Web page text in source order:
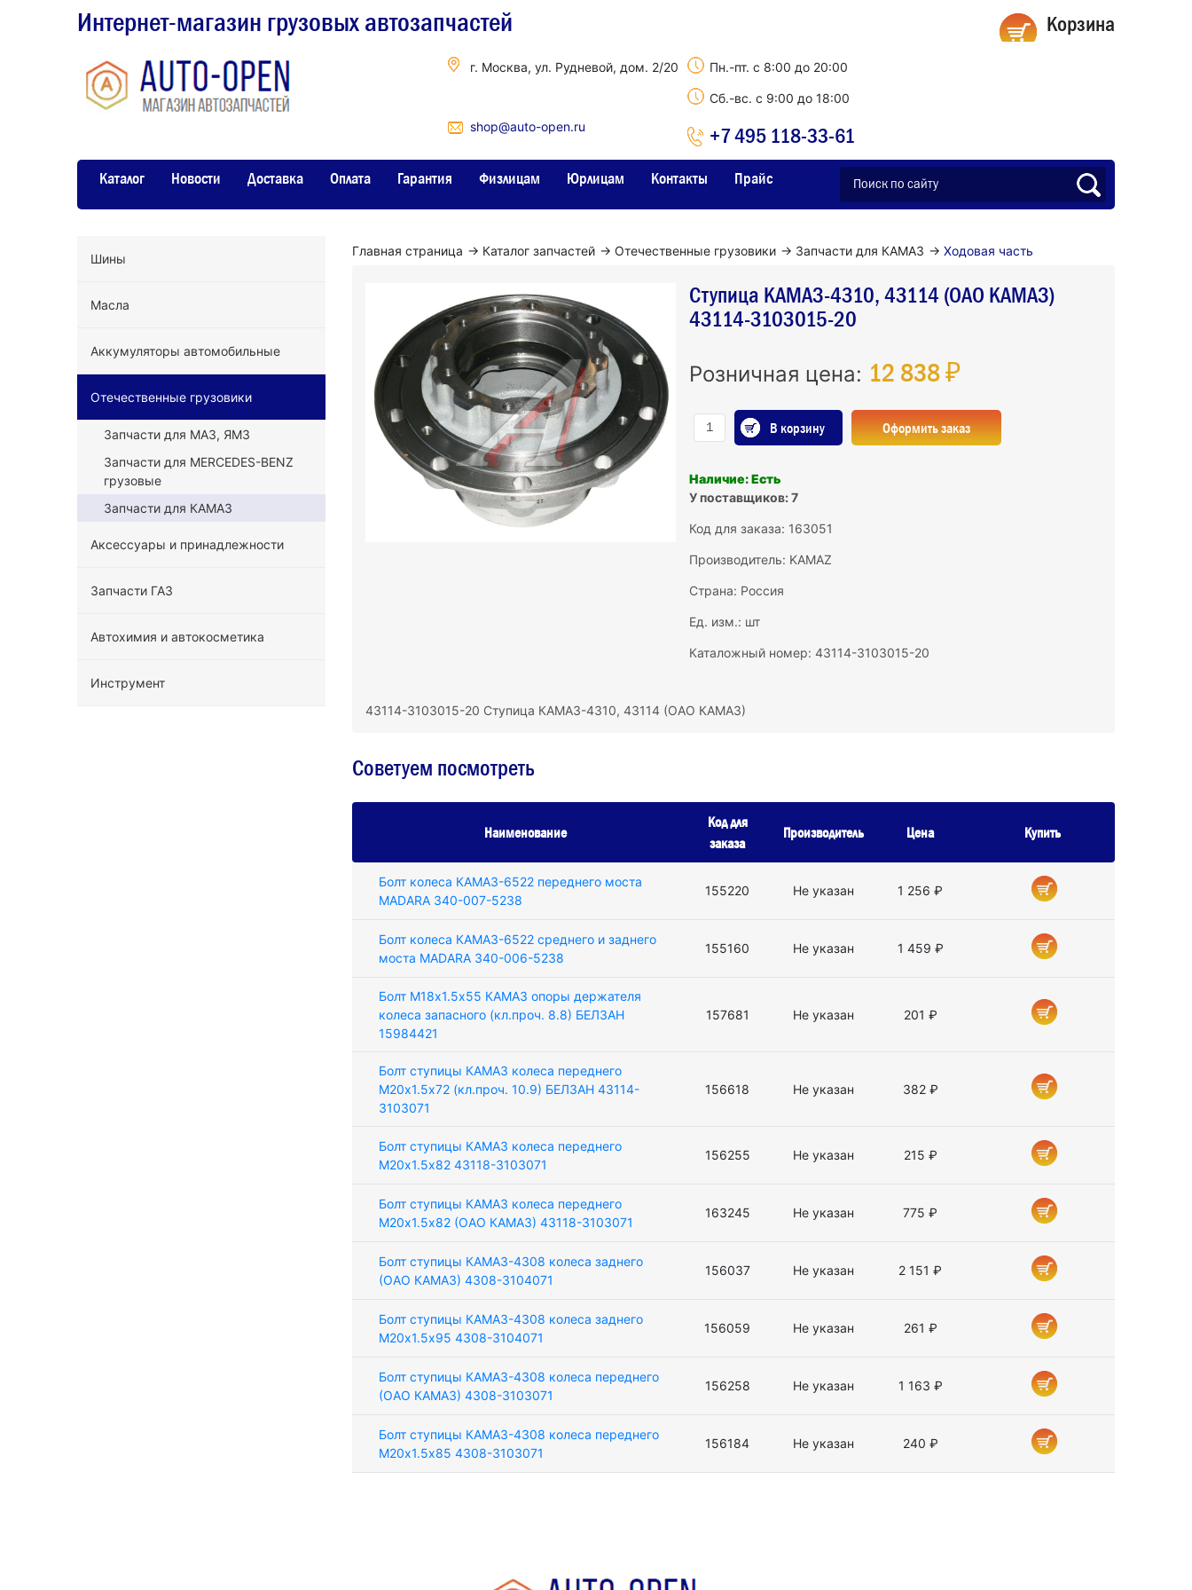
Интернет-магазин грузовых автозапчастей
г. Москва, ул. Рудневой, дом. 2/20
shop@auto-open.ru
Пн.-пт. с 8:00 до 20:00
Сб.-вс. с 9:00 до 18:00
+7 495 118-33-61
Корзина
Каталог Новости Доставка Оплата Гарантия Физлицам Юрлицам Контакты Прайс
Шины
Масла
Аккумуляторы автомобильные
Отечественные грузовики
Запчасти для МАЗ, ЯМЗ
Запчасти для MERCEDES-BENZ
грузовые
Запчасти для КАМАЗ
Аксессуары и принадлежности
Запчасти ГАЗ
Автохимия и автокосметика
Инструмент
Главная страница → Каталог запчастей → Отечественные грузовики → Запчасти для КАМАЗ → Ходовая часть
Ступица КАМАЗ-4310, 43114 (ОАО КАМАЗ)
43114-3103015-20
Розничная цена: 12 838 ₽
В корзину Оформить заказ
Наличие: Есть
У поставщиков: 7
Код для заказа: 163051
Производитель: KAMAZ
Страна: Россия
Ед. изм.: шт
Каталожный номер: 43114-3103015-20
43114-3103015-20 Ступица КАМАЗ-4310, 43114 (ОАО КАМАЗ)
Советуем посмотреть
Наименование
Код для
заказа
Производитель Цена Купить
Болт колеса КАМАЗ-6522 переднего моста
MADARA 340-007-5238
155220 Не указан 1 256 ₽
Болт колеса КАМАЗ-6522 среднего и заднего
моста MADARA 340-006-5238
155160 Не указан 1 459 ₽
Болт М18х1.5х55 КАМАЗ опоры держателя
колеса запасного (кл.проч. 8.8) БЕЛЗАН
15984421
157681 Не указан 201 ₽
Болт ступицы КАМАЗ колеса переднего
М20х1.5х72 (кл.проч. 10.9) БЕЛЗАН 43114-
3103071
156618 Не указан 382 ₽
Болт ступицы КАМАЗ колеса переднего
М20х1.5х82 43118-3103071
156255 Не указан 215 ₽
Болт ступицы КАМАЗ колеса переднего
М20х1.5х82 (ОАО КАМАЗ) 43118-3103071
163245 Не указан 775 ₽
Болт ступицы КАМАЗ-4308 колеса заднего
(ОАО КАМАЗ) 4308-3104071
156037 Не указан 2 151 ₽
Болт ступицы КАМАЗ-4308 колеса заднего
М20х1.5х95 4308-3104071
156059 Не указан 261 ₽
Болт ступицы КАМАЗ-4308 колеса переднего
(ОАО КАМАЗ) 4308-3103071
156258 Не указан 1 163 ₽
Болт ступицы КАМАЗ-4308 колеса переднего
М20х1.5х85 4308-3103071
156184 Не указан 240 ₽